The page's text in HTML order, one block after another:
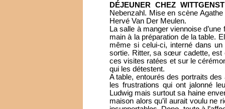
DÉJEUNER CHEZ
Nebenzahl. Mise en scène
Hervé Van Der Meulen.
La salle à manger viennoise
main à la préparation de la table.
même si celui-ci, interné dans un
sortie. Ritter, sa sœur cadette, est
ces visites ratées et sur le
qui les détestent.
A table, entourés des portraits
les frustrations qui ont jalonné
Ludwig mais surtout sa haine
maison alors qu’il aurait voulu ne